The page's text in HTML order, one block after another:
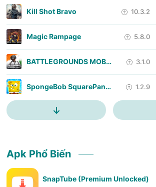
Kill Shot Bravo 10.3.2
Magic Rampage 5.8.0
BATTLEGROUNDS MOBILE INDIA 3.1.0
SpongeBob SquarePants: Battle 1.2.9
Blades of Brim
Apk Phổ Biến
SnapTube (Premium Unlocked)